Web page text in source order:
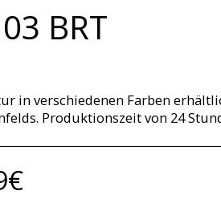
BRT
in verschiedenen Farben
Produktionszeit von 24
€